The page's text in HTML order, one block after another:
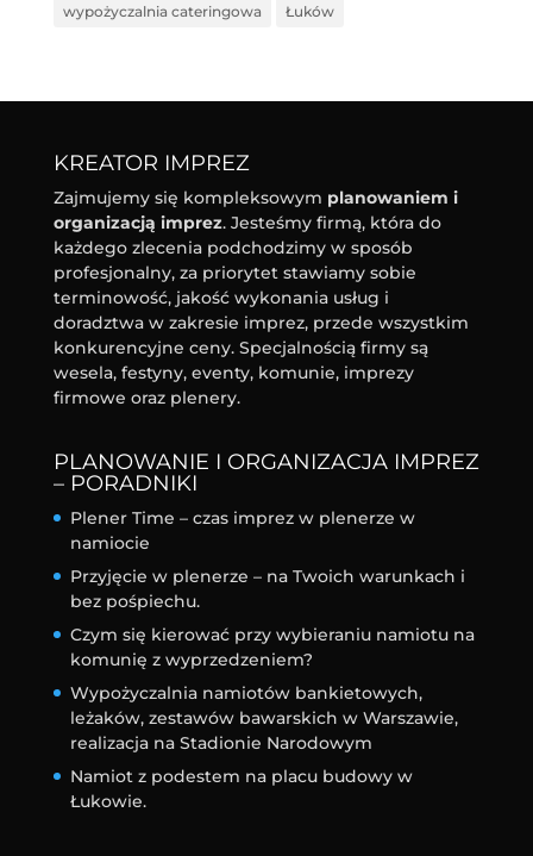
wypożyczalnia cateringowa Łuków
KREATOR IMPREZ
Zajmujemy się kompleksowym planowaniem i
organizacją imprez. Jesteśmy firmą, która do
każdego zlecenia podchodzimy w sposób
profesjonalny, za priorytet stawiamy sobie
terminowość, jakość wykonania usług i
doradztwa w zakresie imprez, przede wszystkim
konkurencyjne ceny. Specjalnością firmy są
wesela, festyny, eventy, komunie, imprezy
firmowe oraz plenery.
PLANOWANIE I ORGANIZACJA IMPREZ
– PORADNIKI
Plener Time – czas imprez w plenerze w
namiocie
Przyjęcie w plenerze – na Twoich warunkach i
bez pośpiechu.
Czym się kierować przy wybieraniu namiotu na
komunię z wyprzedzeniem?
Wypożyczalnia namiotów bankietowych,
leżaków, zestawów bawarskich w Warszawie,
realizacja na Stadionie Narodowym
Namiot z podestem na placu budowy w
Łukowie.